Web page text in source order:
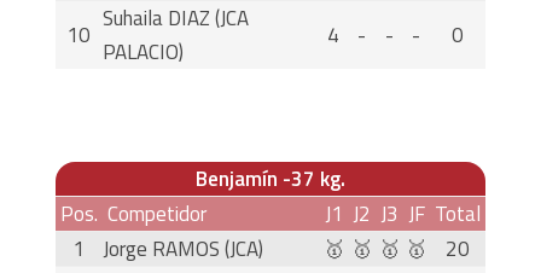
10
Suhaila DIAZ (JCA
PALACIO)
4 - - - 0
Benjamín -37 kg.
Pos. Competidor J1 J2 J3 JF Total
1
Jorge RAMOS (JCA) 🥇 🥇 🥇 🥇
20